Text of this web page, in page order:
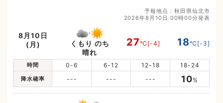
予報地点：秋田県仙北市
2026年8月10日 00時00分発表
8月10日
(月)
くもり のち
晴れ
27℃[-4] 18℃[-3]
時間 0-6 6-12 12-18 18-24
降水確率 --- --- --- 10%